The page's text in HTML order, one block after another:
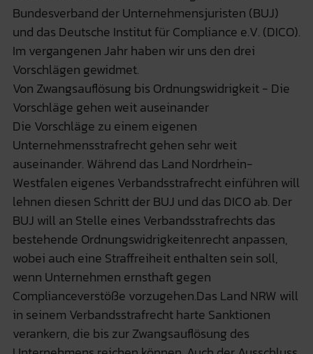
Bundesverband der Unternehmensjuristen (BUJ)
und das Deutsche Institut für Compliance e.V. (DICO).
Im vergangenen Jahr haben wir uns den drei
Vorschlägen gewidmet.
Von Zwangsauflösung bis Ordnungswidrigkeit - Die
Vorschläge gehen weit auseinander
Die Vorschläge zu einem eigenen
Unternehmensstrafrecht gehen sehr weit
auseinander. Während das Land Nordrhein-
Westfalen eigenes Verbandsstrafrecht einführen will
lehnen diesen Schritt der BUJ und das DICO ab. Der
BUJ will an Stelle eines Verbandsstrafrechts das
bestehende Ordnungswidrigkeitenrecht anpassen,
wobei auch eine Straffreiheit enthalten sein soll,
wenn Unternehmen ernsthaft gegen
Complianceverstöße vorzugehen.Das Land NRW will
in seinem Verbandsstrafrecht harte Sanktionen
verankern, die bis zur Zwangsauflösung des